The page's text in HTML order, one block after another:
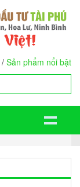
/ Sản phẩm nổi bật